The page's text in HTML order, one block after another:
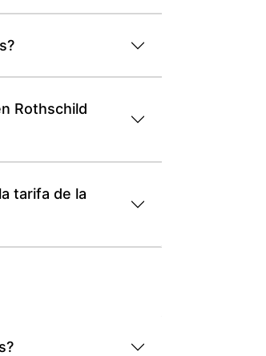
Rothschild
tarifa de la